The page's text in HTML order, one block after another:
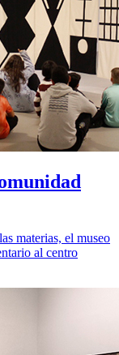
materias, el museo
al centro